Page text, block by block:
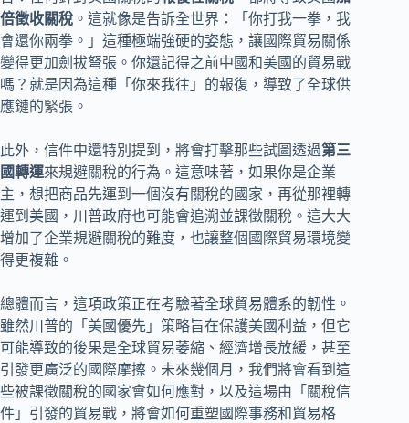
倍徵收關稅 。這就像是告訴全世界：「你打我一拳，我
會還你兩拳。」這種極端強硬的姿態，讓國際貿易關係
變得更加劍拔弩張。你還記得之前中國和美國的貿易戰
嗎？就是因為這種「你來我往」的報復，導致了全球供
應鏈的緊張。
此外，信件中還特別提到，將會打擊那些試圖透過第三
國轉運來規避關稅的行為。這意味著，如果你是企業
主，想把商品先運到一個沒有關稅的國家，再從那裡轉
運到美國，川普政府也可能會追溯並課徵關稅。這大大
增加了企業規避關稅的難度，也讓整個國際貿易環境變
得更複雜。
總體而言，這項政策正在考驗著全球貿易體系的韌性。
雖然川普的「美國優先」策略旨在保護美國利益，但它
可能導致的後果是全球貿易萎縮、經濟增長放緩，甚至
引發更廣泛的國際摩擦。未來幾個月，我們將會看到這
些被課徵關稅的國家會如何應對，以及這場由「關稅信
件」引發的貿易戰，將會如何重塑國際事務和貿易格